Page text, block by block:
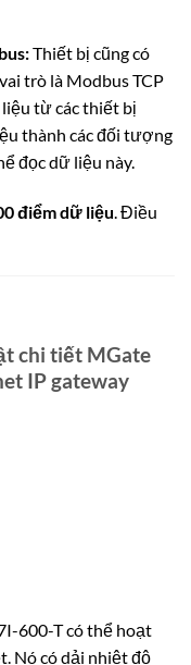
Thiết bị cũng có
trò là Modbus TCP
từ các thiết bị
thành các đối tượng
đọc dữ liệu này.
điểm dữ liệu. Điều
chi tiết MGate
IP gateway
600-T có thể hoạt
Nó có dải nhiệt độ